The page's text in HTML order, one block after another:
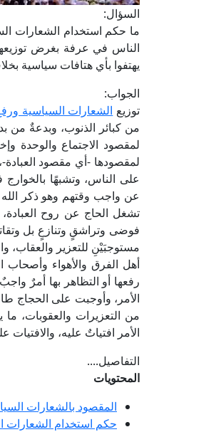
السؤال:
ما حكم استخدام الشعارات
الناس في عرفة بغرض
يهتفوا بأي هتافات سياسية
الجواب:
توزيع الشعارات السياسية
من كبائر الذنوب، وبدعةٌ من
لمقصود الاجتماع والوحدة
لمقصودها -أي مقصود العبادة-،
على الناس، وتشبهًا
عن واجب وقتهم وهو ذكر الله
تشغل الحاج عن روح العبادة،
فوضى وتراشقٍ وتنازعٍ بل
مستوجبَيْنِ للتعزير والعقاب،
أهل الفرق والأهواء وأصحاب
رفعها أو التظاهر بها أمرٌ
الأمر، وأوجبت على الحجاج
من التعزيرات والعقوبات،
الأمر افتياتٌ عليه،
التفاصيل....
المحتويات
المقصود بالشعارات
حكم استخدام الشعارات